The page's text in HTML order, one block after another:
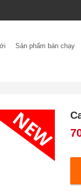
Sản phẩm bán chạy